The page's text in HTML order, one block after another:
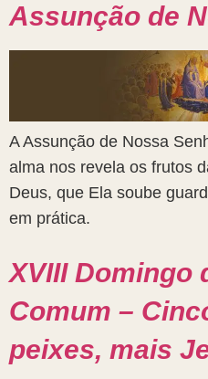
Assunção de
A Assunção de Nossa
alma nos revela os frutos
Deus, que Ela soube
em prática.
XVIII Domingo
Comum –
peixes, mais